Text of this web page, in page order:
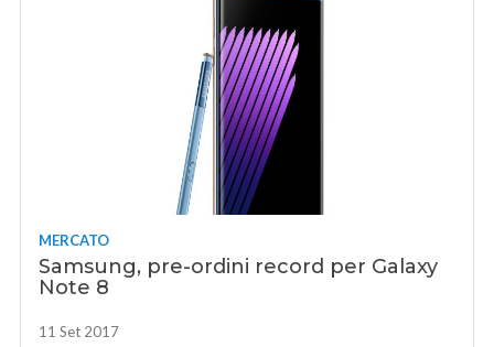
MERCATO
Samsung, pre-ordini record per Galaxy
Note 8
11 Set 2017